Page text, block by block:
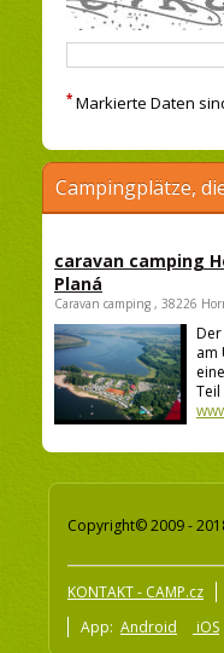
* Markierte Daten
Campingplätze,
caravan camping
Planá
Caravan camping , 38226
am
Teil
Copyright© 2009 -
KONTAKT - CAMP.cz
App: Android iOS